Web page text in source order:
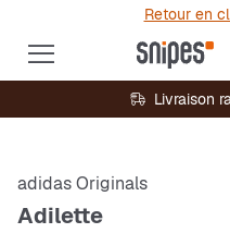
Retour en
Livraison
adidas Originals
Adilette